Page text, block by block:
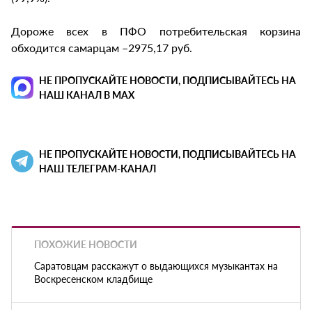
Дороже всех в ПФО потребительская корзина
обходится самарцам –2975,17 руб.
НЕ ПРОПУСКАЙТЕ НОВОСТИ, ПОДПИСЫВАЙТЕСЬ НА
НАШ КАНАЛ В MAX
НЕ ПРОПУСКАЙТЕ НОВОСТИ, ПОДПИСЫВАЙТЕСЬ НА
НАШ ТЕЛЕГРАМ-КАНАЛ
ПОХОЖИЕ НОВОСТИ
Саратовцам расскажут о выдающихся музыкантах на
Воскресенском кладбище